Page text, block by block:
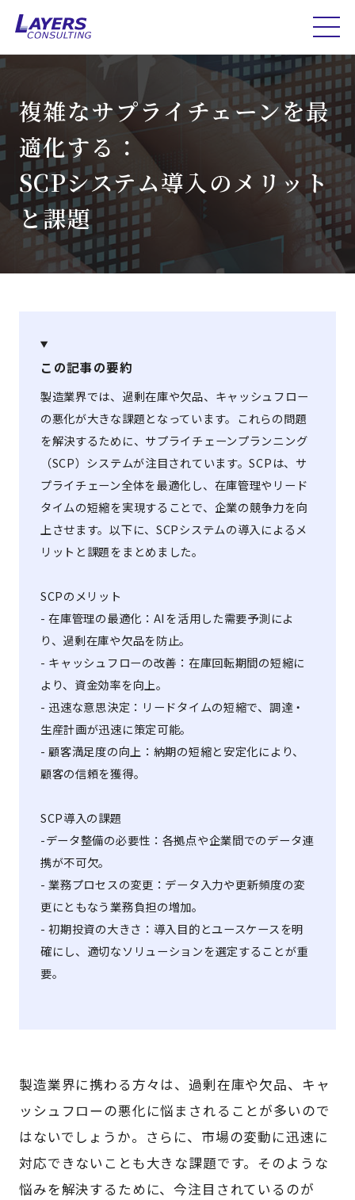
複雑なサプライチェーンを最
適化する：
SCPシステム導入のメリット
と課題
この記事の要約
製造業界では、過剰在庫や欠品、キャッシュフロー
の悪化が大きな課題となっています。これらの問題
を解決するために、サプライチェーンプランニング
（SCP）システムが注目されています。SCPは、サ
プライチェーン全体を最適化し、在庫管理やリード
タイムの短縮を実現することで、企業の競争力を向
上させます。以下に、SCPシステムの導入によるメ
リットと課題をまとめました。
SCPのメリット
- 在庫管理の最適化：AIを活用した需要予測によ
り、過剰在庫や欠品を防止。
- キャッシュフローの改善：在庫回転期間の短縮に
より、資金効率を向上。
- 迅速な意思決定：リードタイムの短縮で、調達・
生産計画が迅速に策定可能。
- 顧客満足度の向上：納期の短縮と安定化により、
顧客の信頼を獲得。
SCP導入の課題
-データ整備の必要性：各拠点や企業間でのデータ連
携が不可欠。
- 業務プロセスの変更：データ入力や更新頻度の変
更にともなう業務負担の増加。
- 初期投資の大きさ：導入目的とユースケースを明
確にし、適切なソリューションを選定することが重
要。
製造業界に携わる方々は、過剰在庫や欠品、キャ
ッシュフローの悪化に悩まされることが多いので
はないでしょうか。さらに、市場の変動に迅速に
対応できないことも大きな課題です。そのような
悩みを解決するために、今注目されているのが